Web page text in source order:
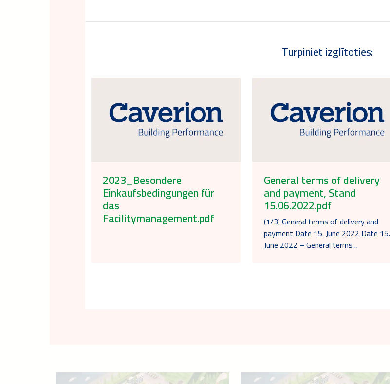
Turpiniet izglītoties:
2023_Besondere
Einkaufsbedingungen für
das
Facilitymanagement.pdf
General terms of delivery
and payment, Stand
15.06.2022.pdf
(1/3) General terms of delivery and
payment Date 15. June 2022 Date 15.
June 2022 – General terms…